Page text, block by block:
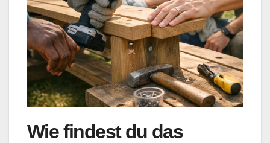
Wie findest du das